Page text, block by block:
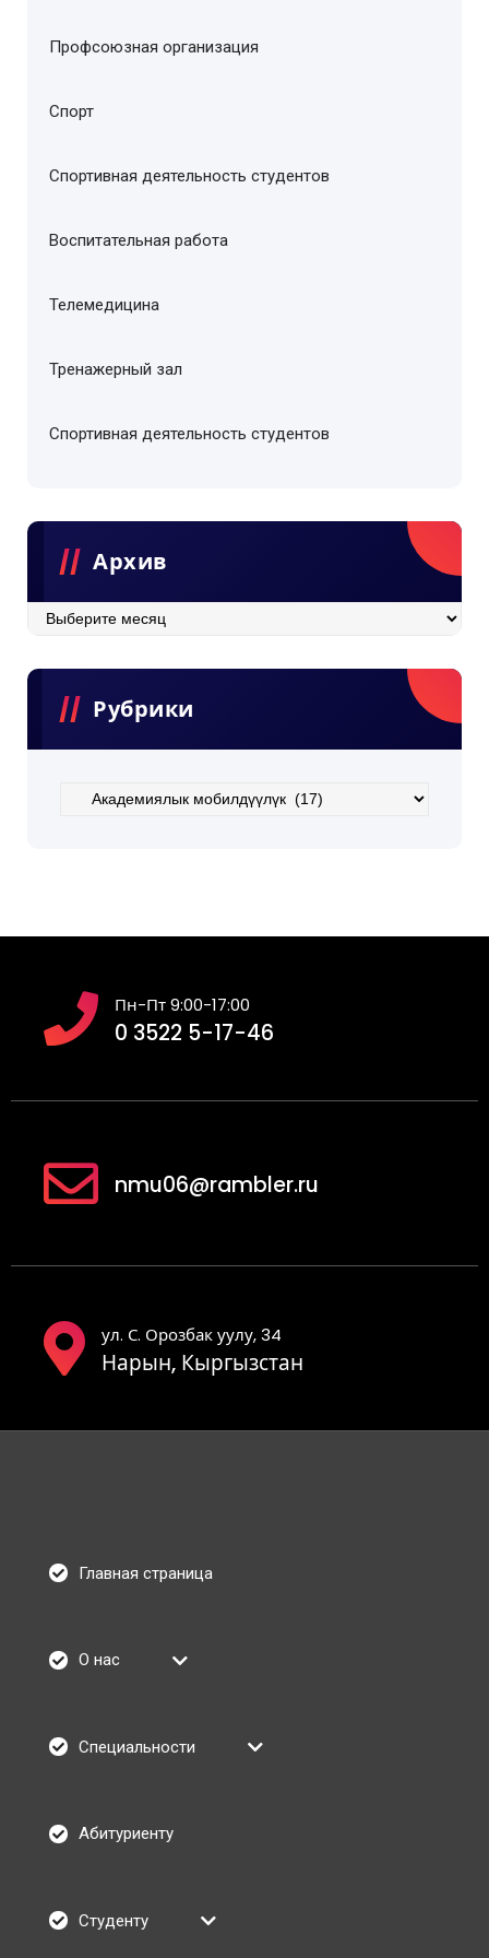
Профсоюзная организация
Спорт
Спортивная деятельность студентов
Воспитательная работа
Телемедицина
Тренажерный зал
Спортивная деятельность студентов
Архив
Рубрики
Пн-Пт 9:00-17:00
0 3522 5-17-46
nmu06@rambler.ru
ул. С. Орозбак уулу, 34
Нарын, Кыргызстан
Главная страница
О нас
Специальности
Абитуриенту
Студенту